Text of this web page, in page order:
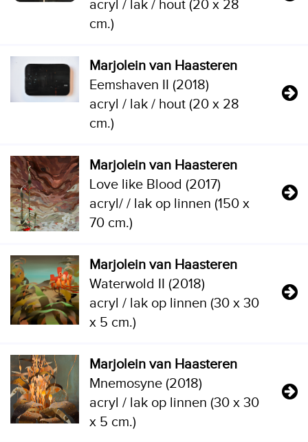
acryl / lak / hout (20 x 28
cm.)
Marjolein van Haasteren
Eemshaven II (2018)
acryl / lak / hout (20 x 28
cm.)
Marjolein van Haasteren
Love like Blood (2017)
acryl/ / lak op linnen (150 x
70 cm.)
Marjolein van Haasteren
Waterwold II (2018)
acryl / lak op linnen (30 x 30
x 5 cm.)
Marjolein van Haasteren
Mnemosyne (2018)
acryl / lak op linnen (30 x 30
x 5 cm.)